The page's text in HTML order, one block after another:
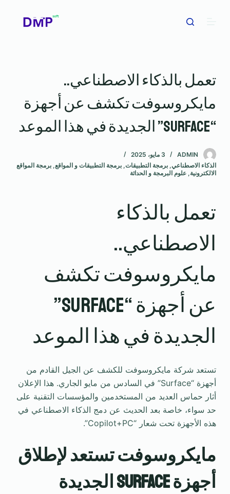
تعمل بالذكاء الاصطناعي..
مايكروسوفت تكشف عن أجهزة
“Surface” الجديدة في هذا الموعد
ADMIN
3 مايو، 2025
الذكاء الاصطناعي, برمجة التطبيقات, برمجة التطبيقات و المواقع, برمجة المواقع
الالكترونية, علوم البرمجة و الحداثة
تعمل بالذكاء
الاصطناعي..
مايكروسوفت تكشف
عن أجهزة “Surface”
الجديدة في هذا الموعد
تستعد شركة مايكروسوفت للكشف عن الجيل القادم من
أجهزة “Surface” في السادس من مايو الجاري. هذا الإعلان
أثار حماس العديد من المستخدمين والمؤسسات التقنية على
حد سواء، خاصة بعد الحديث عن دمج الذكاء الاصطناعي في
هذه الأجهزة تحت شعار “Copilot+PC”.
مايكروسوفت تستعد لإطلاق
أجهزة Surface الجديدة